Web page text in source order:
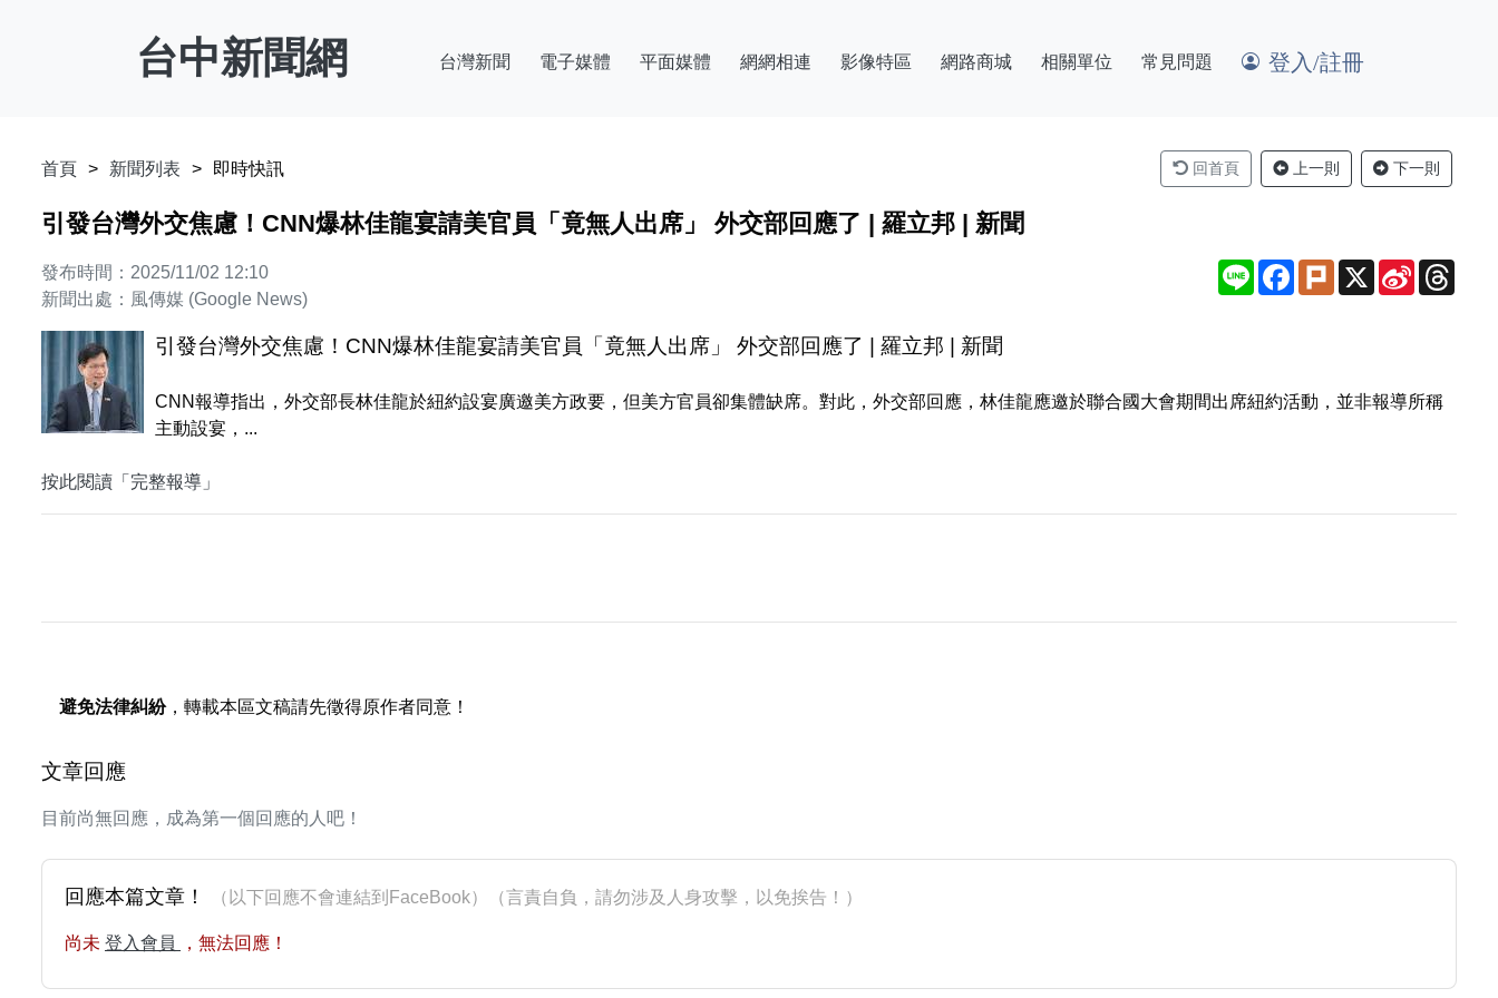
台中新聞網 台灣新聞 電子媒體 平面媒體 網網相連 影像特區 網路商城 相關單位 常見問題 登入/註冊
首頁 新聞列表 即時快訊 回首頁 上一則 下一則
引發台灣外交焦慮！CNN爆林佳龍宴請美官員「竟無人出席」 外交部回應了 | 羅立邦 | 新聞
發布時間：2025/11/02 12:10
新聞出處：風傳媒 (Google News)
Line Facebook
Plurk X
Sina
Weibo
引發台灣外交焦慮！CNN爆林佳龍宴請美官員「竟無人出席」 外交部回應了 | 羅立邦 | 新聞
CNN報導指出，外交部長林佳龍於紐約設宴廣邀美方政要，但美方官員卻集體缺席。對此，外交部回應，林佳龍應邀於聯合國大會期間出席紐約活動，並非報導所稱
主動設宴，...
按此閱讀「完整報導」
避免法律糾紛，轉載本區文稿請先徵得原作者同意！
文章回應
目前尚無回應，成為第一個回應的人吧！
回應本篇文章！ （以下回應不會連結到FaceBook）（言責自負，請勿涉及人身攻擊，以免挨告！）
尚未 登入會員 ，無法回應！